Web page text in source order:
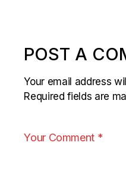
POST A
Your email address
Required fields are